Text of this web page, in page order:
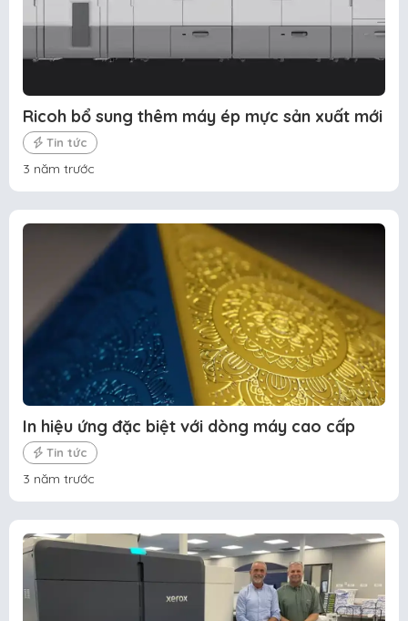
Ricoh bổ sung thêm máy ép mực sản xuất mới
Tin tức
3 năm trước
In hiệu ứng đặc biệt với dòng máy cao cấp
Tin tức
3 năm trước